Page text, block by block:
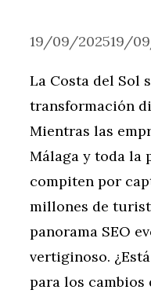
19/09/202519/
La Costa del Sol
transformación
Mientras las
Málaga y toda la
compiten por
millones de
panorama SEO
vertiginoso.
para los